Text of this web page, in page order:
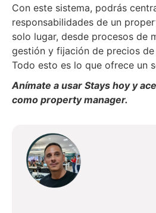
Con este sistema, podrás
responsabilidades de un
solo lugar, desde procesos de
gestión y fijación de precios
Todo esto es lo que ofrece un
Anímate a usar Stays hoy y
como property manager.